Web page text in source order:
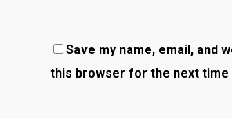
Save my name, email, and
this browser for the next time